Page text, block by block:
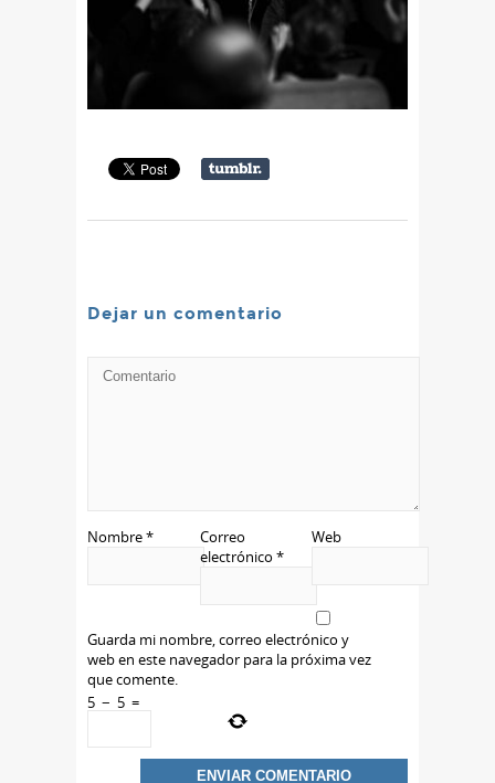
Dejar un comentario
Nombre*
Correo
electrónico *
Web
Guarda mi nombre, correo electrónico y
web en este navegador para la próxima vez
que comente.
5 − 5 =